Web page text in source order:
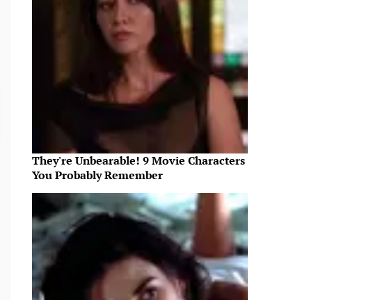
They're Unbearable! 9 Movie Characters
You Probably Remember